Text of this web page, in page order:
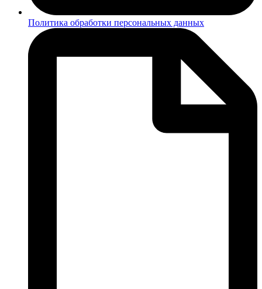
Политика обработки персональных данных